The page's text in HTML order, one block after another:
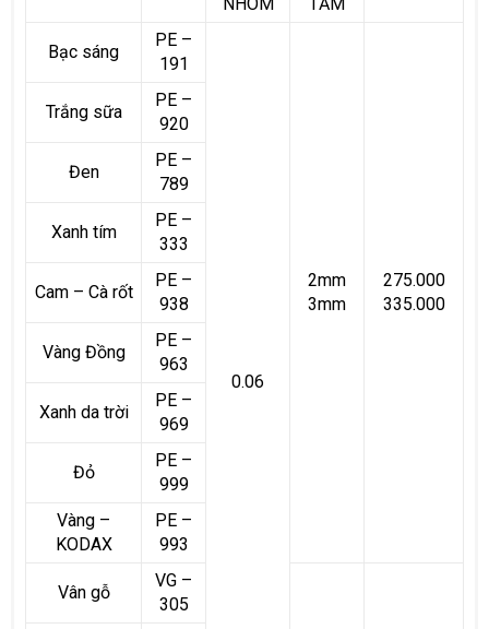
NHÔM TẤM
Bạc sáng
PE –
191
0.06
2mm
3mm
275.000
335.000
Trắng sữa
PE –
920
Đen
PE –
789
Xanh tím
PE –
333
Cam – Cà rốt
PE –
938
Vàng Đồng
PE –
963
Xanh da trời
PE –
969
Đỏ
PE –
999
Vàng –
KODAX
PE –
993
Vân gỗ
VG –
305